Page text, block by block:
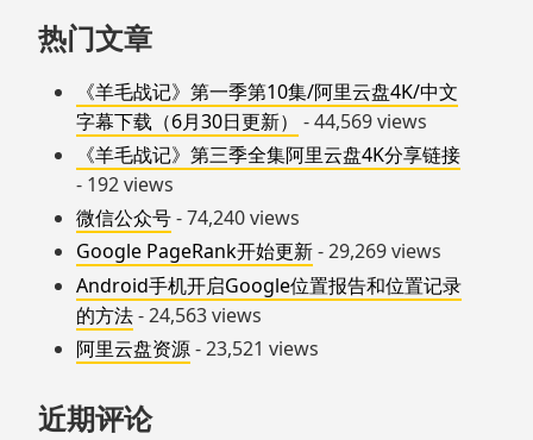
热门文章
《羊毛战记》第一季第10集/阿里云盘4K/中文
字幕下载（6月30日更新）
- 44,569 views
《羊毛战记》第三季全集阿里云盘4K分享链接
- 192 views
微信公众号- 74,240 views
Google PageRank开始更新- 29,269 views
Android手机开启Google位置报告和位置记录
的方法- 24,563 views
阿里云盘资源- 23,521 views
近期评论